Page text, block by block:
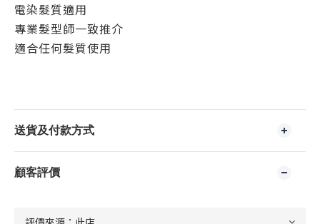
電染髮質適用
專業髮型師一致推介
適合任何髮質使用
送貨及付款方式
顧客評價